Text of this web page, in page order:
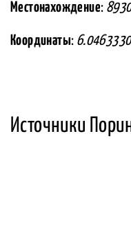
Местонахождение:
Координаты:
Источники